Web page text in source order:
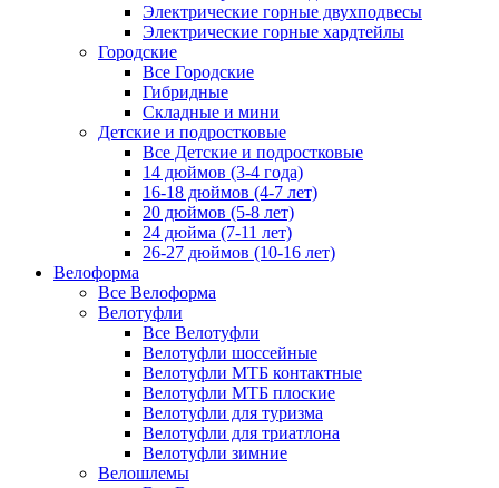
Электрические горные двухподвесы
Электрические горные хардтейлы
Городские
Все Городские
Гибридные
Складные и мини
Детские и подростковые
Все Детские и подростковые
14 дюймов (3-4 года)
16-18 дюймов (4-7 лет)
20 дюймов (5-8 лет)
24 дюйма (7-11 лет)
26-27 дюймов (10-16 лет)
Велоформа
Все Велоформа
Велотуфли
Все Велотуфли
Велотуфли шоссейные
Велотуфли МТБ контактные
Велотуфли МТБ плоские
Велотуфли для туризма
Велотуфли для триатлона
Велотуфли зимние
Велошлемы